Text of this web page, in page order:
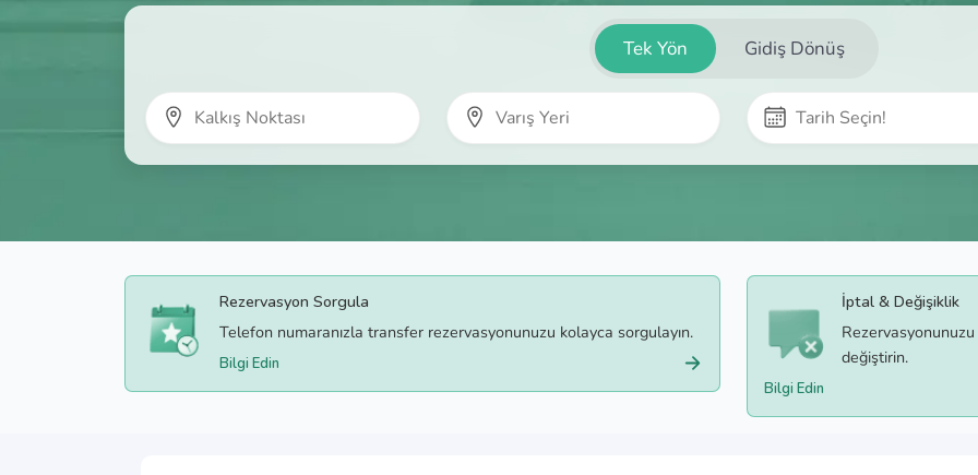
Tek Yön Gidiş Dönüş
Rezervasyon Sorgula
Telefon numaranızla transfer rezervasyonunuzu kolayca sorgulayın.
Bilgi Edin
İptal & Değişiklik
değiştirin.
Bilgi Edin